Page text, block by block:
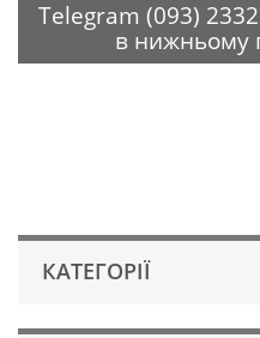
Telegram (093)
в нижньому
КАТЕГОРІЇ